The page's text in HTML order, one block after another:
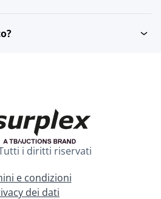
i diritti riservati
e condizioni
dei dati